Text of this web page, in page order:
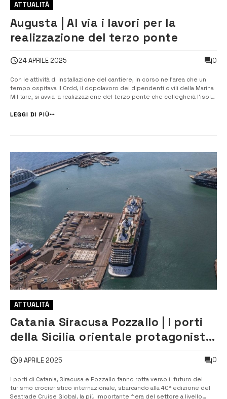
ATTUALITÀ
Augusta | Al via i lavori per la
realizzazione del terzo ponte
24 APRILE 2025 0
Con le attività di installazione del cantiere, in corso nell’area che un
tempo ospitava il Crdd, il dopolavoro dei dipendenti civili della Marina
Militare, si avvia la realizzazione del terzo ponte che collegherà l’isola
un’opera infrastrutturale, voluta dall’Autorità di Sist...
LEGGI DI PIÙ
ATTUALITÀ
Catania Siracusa Pozzallo | I porti
della Sicilia orientale protagonisti
9 APRILE 2025 0
I porti di Catania, Siracusa e Pozzallo fanno rotta verso il futuro del
turismo crocieristico internazionale, sbarcando alla 40ª edizione del
Seatrade Cruise Global, la più importante fiera del settore a livello